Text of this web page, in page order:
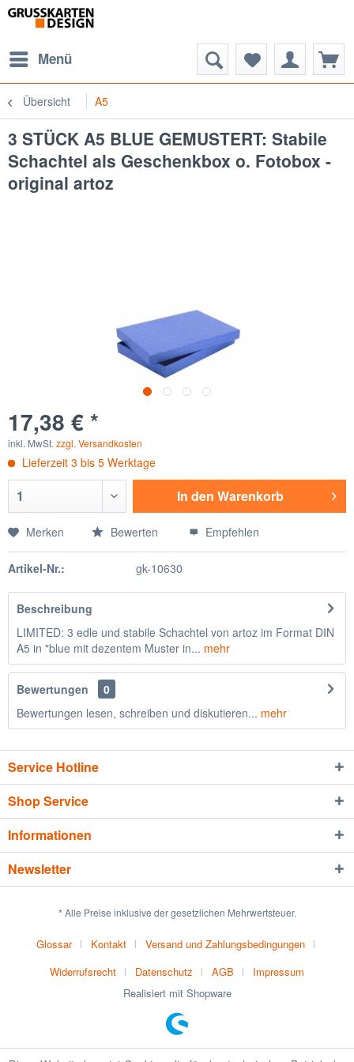
Menü
Übersicht A5
3 STÜCK A5 BLUE GEMUSTERT: Stabile
Schachtel als Geschenkbox o. Fotobox -
original artoz
17,38 € *
inkl. MwSt. zzgl. Versandkosten
Lieferzeit 3 bis 5 Werktage
In den Warenkorb
Merken Bewerten Empfehlen
Artikel-Nr.: gk-10630
Beschreibung
LIMITED: 3 edle und stabile Schachtel von artoz im Format DIN
A5 in "blue mit dezentem Muster in... mehr
Bewertungen
0
Bewertungen lesen, schreiben und diskutieren... mehr
Service Hotline
Shop Service
Informationen
Newsletter
* Alle Preise inklusive der gesetzlichen Mehrwertsteuer.
Glossar Kontakt
Versand und Zahlungsbedingungen
Widerrufsrecht
Datenschutz AGB
Impressum
Realisiert mit Shopware